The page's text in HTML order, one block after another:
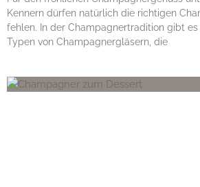
Kennern dürfen natürlich die richtigen
fehlen. In der Champagnertradition gibt
Typen von Champagnergläsern, die